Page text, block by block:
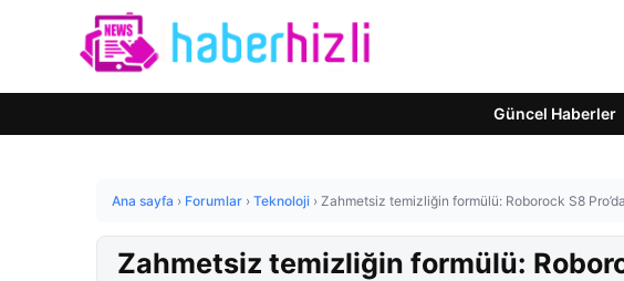
Güncel Haberler
Ana sayfa › Forumlar › Teknoloji › Zahmetsiz temizliğin formülü: Roborock S8
Zahmetsiz temizliğin formülü: